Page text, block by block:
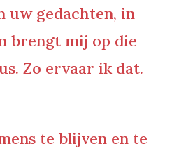
uw gedachten, in
brengt mij op die
Zo ervaar ik dat.
te blijven en te